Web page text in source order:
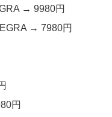
→ 9980円
→ 7980円
円